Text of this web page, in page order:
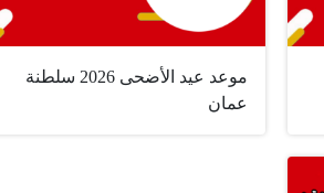
موعد عيد الأضحى 2026 سلطنة
عمان